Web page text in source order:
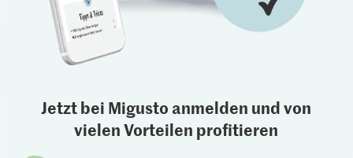
Jetzt bei Migusto anmelden und von
vielen Vorteilen profitieren